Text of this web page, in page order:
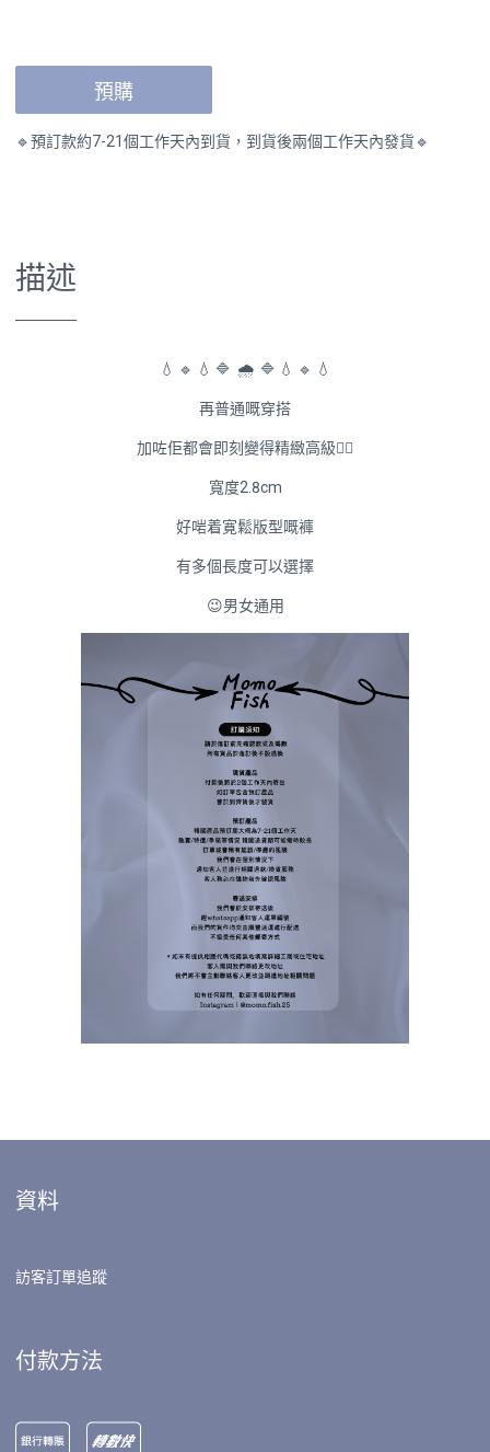
預購
🔹預訂款約7-21個工作天內到貨，到貨後兩個工作天內發貨🔹
描述
💧 🔹 💧 🔷 🌧️ 🔷 💧 🔹 💧
再普通嘅穿搭
加咗佢都會即刻變得精緻高級👍🏻
寬度2.8cm
好啱着寛鬆版型嘅褲
有多個長度可以選擇
😉男女通用
資料
訪客訂單追蹤
付款方法